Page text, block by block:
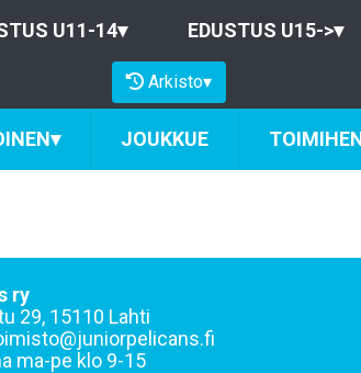
U11-14▾ EDUSTUS U15->▾
Arkisto▾
▾ JOUKKUE
ry
29, 15110 Lahti
ma-pe klo 9-15